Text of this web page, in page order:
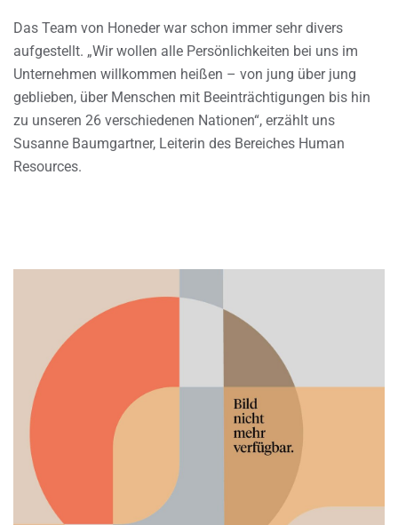
Das Team von Honeder war schon immer sehr divers
aufgestellt. „Wir wollen alle Persönlichkeiten bei uns im
Unternehmen willkommen heißen – von jung über jung
geblieben, über Menschen mit Beeinträchtigungen bis hin
zu unseren 26 verschiedenen Nationen“, erzählt uns
Susanne Baumgartner, Leiterin des Bereiches Human
Resources.